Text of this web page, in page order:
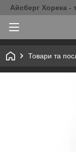
Айсберг Хорека -
Товари та